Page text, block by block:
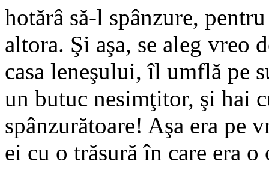
hotărâ să-l spânzure,
altora. Şi aşa, se aleg vreo
casa leneşului, îl umflă pe
un butuc nesimţitor, şi hai
spânzurătoare! Aşa era pe
ei cu o trăsură în care era o